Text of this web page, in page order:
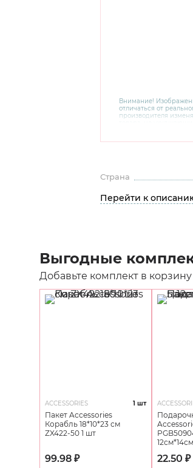
Внимание!
отличаться от
производителя
консультантов по
Страна
Перейти к
Выгодные
Добавьте комплект в
ACCESSORIES 1 шт
Пакет Accessories
Корабль 18*10*23 см
ZX422-50 1 шт
99.98 ₽ 22.50 ₽